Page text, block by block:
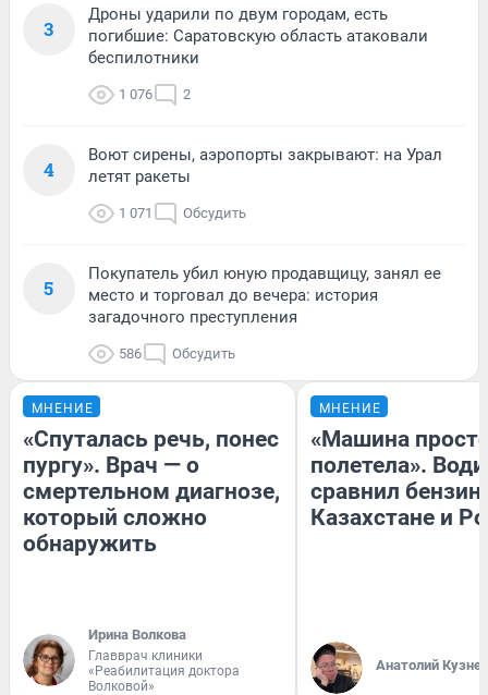
3
Дроны ударили по двум городам, есть
погибшие: Саратовскую область атаковали
беспилотники
1 076 2
4
Воют сирены, аэропорты закрывают: на Урал
летят ракеты
1 071 Обсудить
5
Покупатель убил юную продавщицу, занял ее
место и торговал до вечера: история
загадочного преступления
586 Обсудить
МНЕНИЕ
«Спуталась речь, понес
пургу». Врач — о
смертельном диагнозе,
который сложно
обнаружить
Ирина Волкова
Главврач клиники
«Реабилитация доктора
Волковой»
МНЕНИЕ
«Машина
полетела».
сравнил бензин
Казахстане и
Анатолий